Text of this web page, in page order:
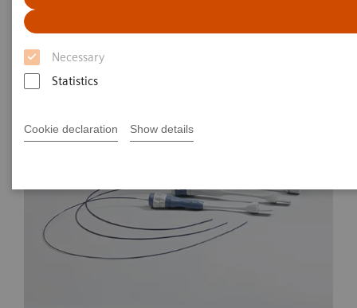
Necessary
Statistics
Cookie declaration Show details
Catheter